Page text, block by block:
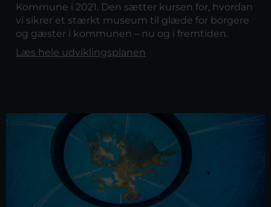
Kommune i 2021. Den sætter kursen for, hvordan
vi sikrer et stærkt museum til glæde for borgere
og gæster i kommunen – nu og i fremtiden.
Læs hele udviklingsplanen